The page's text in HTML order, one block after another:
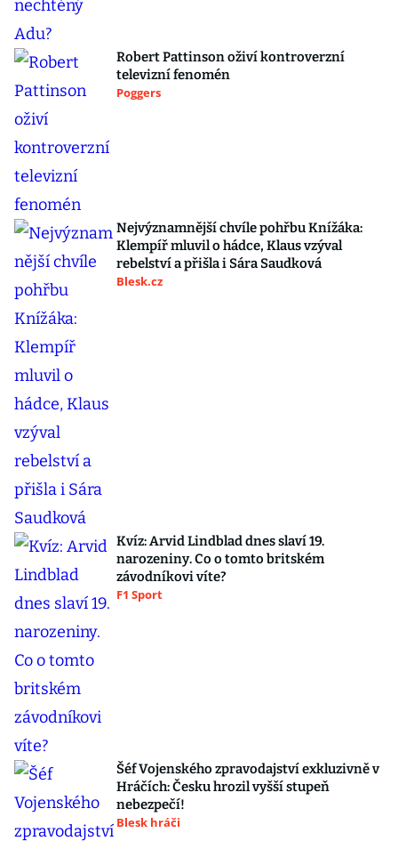
Robert Pattinson oživí kontroverzní
televizní fenomén
Poggers
Nejvýznamnější chvíle pohřbu Knížáka:
Klempíř mluvil o hádce, Klaus vzýval
rebelství a přišla i Sára Saudková
Blesk.cz
Kvíz: Arvid Lindblad dnes slaví 19.
narozeniny. Co o tomto britském
závodníkovi víte?
F1 Sport
Šéf Vojenského zpravodajství exkluzivně v
Hráčích: Česku hrozil vyšší stupeň
nebezpečí!
Blesk hráči